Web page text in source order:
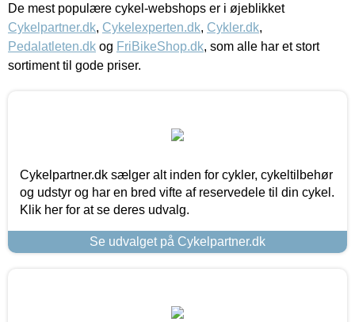
De mest populære cykel-webshops er i øjeblikket
Cykelpartner.dk, Cykelexperten.dk, Cykler.dk,
Pedalatleten.dk og FriBikeShop.dk, som alle har et stort
sortiment til gode priser.
Cykelpartner.dk sælger alt inden for cykler, cykeltilbehør
og udstyr og har en bred vifte af reservedele til din cykel.
Klik her for at se deres udvalg.
Se udvalget på Cykelpartner.dk